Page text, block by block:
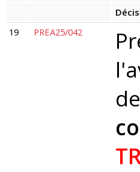
19
PREA25/042